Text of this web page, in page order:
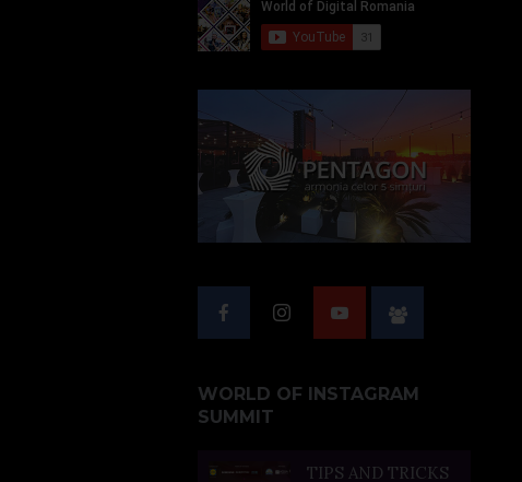
WORLD OF INSTAGRAM
SUMMIT
TIPS AND TRICKS